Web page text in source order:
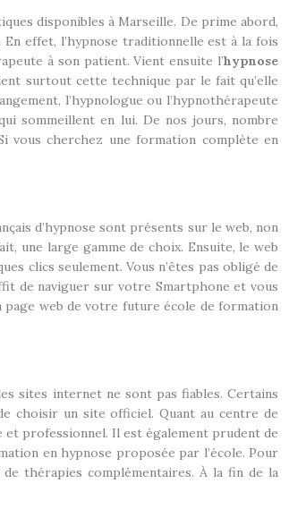
disponibles à Marseille. De prime abord,
En effet, l’hypnose traditionnelle est à la fois
à son patient. Vient ensuite l’hypnose
surtout cette technique par le fait qu’elle
l’hypnologue ou l’hypnothérapeute
sommeillent en lui. De nos jours, nombre
vous cherchez une formation complète en
d’hypnose sont présents sur le web, non
une large gamme de choix. Ensuite, le web
clics seulement. Vous n’êtes pas obligé de
de naviguer sur votre Smartphone et vous
page web de votre future école de formation
sites internet ne sont pas fiables. Certains
choisir un site officiel. Quant au centre de
et professionnel. Il est également prudent de
en hypnose proposée par l’école. Pour
thérapies complémentaires. À la fin de la